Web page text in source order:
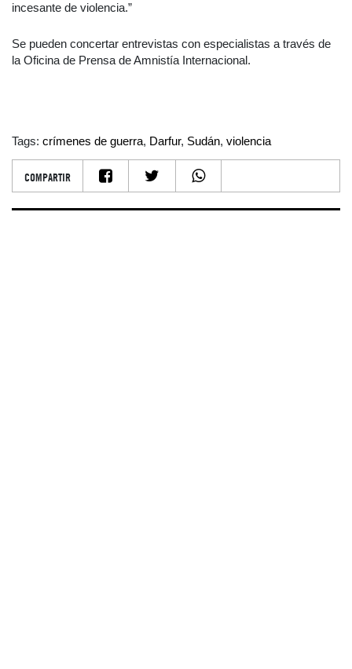
incesante de violencia.”
Se pueden concertar entrevistas con especialistas a través de
la Oficina de Prensa de Amnistía Internacional.
Tags: crímenes de guerra, Darfur, Sudán, violencia
COMPARTIR